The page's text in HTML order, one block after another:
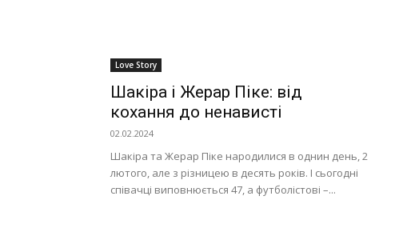
Love Story
Шакіра і Жерар Піке: від
кохання до ненависті
02.02.2024
Шакіра та Жерар Піке народилися в однин день, 2
лютого, але з різницею в десять років. І сьогодні
співачці виповнюється 47, а футболістові –...